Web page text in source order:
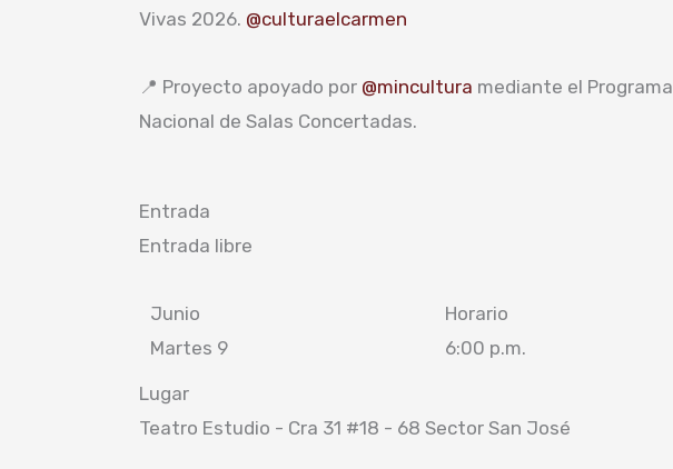
Vivas 2026. @culturaelcarmen
📍 Proyecto apoyado por @mincultura mediante el Programa
Nacional de Salas Concertadas.
Entrada
Entrada libre
Junio
Martes 9
Horario
6:00 p.m.
Lugar
Teatro Estudio - Cra 31 #18 - 68 Sector San José